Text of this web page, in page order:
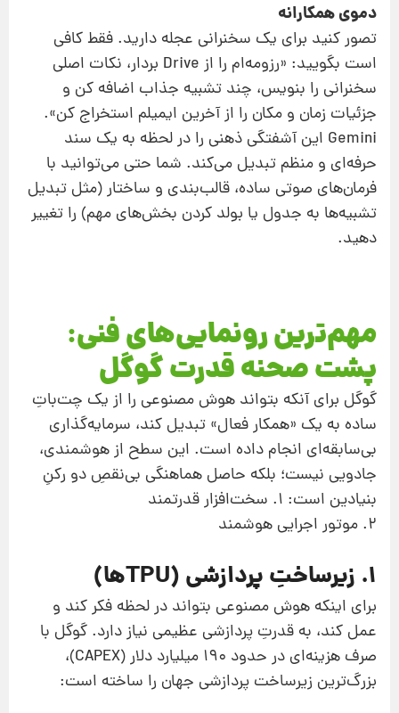
دموی همکارانه
تصور کنید برای یک سخنرانی عجله دارید. فقط کافی
است بگویید: «رزومه‌ام را از Drive بردار، نکات اصلی
سخنرانی را بنویس، چند تشبیه جذاب اضافه کن و
جزئیات زمان و مکان را از آخرین ایمیلم استخراج کن».
Gemini این آشفتگی ذهنی را در لحظه به یک سند
حرفه‌ای و منظم تبدیل می‌کند. شما حتی می‌توانید با
فرمان‌های صوتی ساده، قالب‌بندی‌ و ساختار (مثل تبدیل
تشبیه‌ها به جدول یا بولد کردن بخش‌های مهم) را تغییر
دهید.
مهم‌ترین رونمایی‌های فنی:
پشت صحنه قدرت گوگل
گوگل برای آنکه بتواند هوش مصنوعی را از یک چت‌باتِ
ساده به یک «همکار فعال» تبدیل کند، سرمایه‌گذاری
بی‌سابقه‌ای انجام داده است. این سطح از هوشمندی،
جادویی نیست؛ بلکه حاصل هماهنگی بی‌نقصِ دو رکنِ
بنیادین است: 1. سخت‌افزار قدرتمند
2. موتور اجرایی هوشمند
1. زیرساختِ پردازشی (TPUها)
برای اینکه هوش مصنوعی بتواند در لحظه فکر کند و
عمل کند، به قدرتِ پردازشی عظیمی نیاز دارد. گوگل با
صرف هزینه‌ای در حدود ۱۹۰ میلیارد دلار (CAPEX)،
بزرگ‌ترین زیرساخت پردازشی جهان را ساخته است: